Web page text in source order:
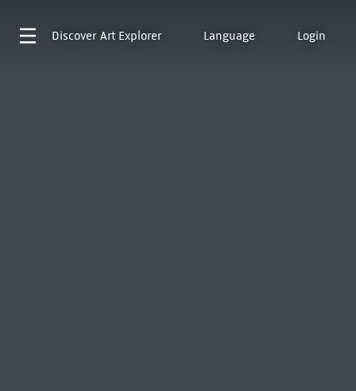
Discover Art Explorer Language Login